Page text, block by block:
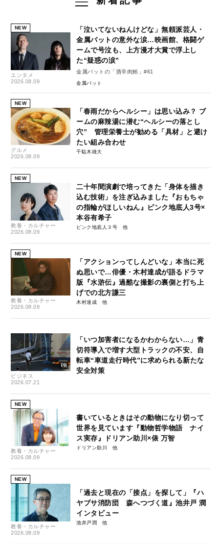
NEW
エンタメ
2026.08.09
「泣いてないねんけどな」無頼派芸人・
金属バットの意外な涙…映画館、格闘ゲ
ームで号泣も、上方漫才大賞で浮上し
た“疑惑の涙”
金属バットの「酒辛肉鮪」#61
金属バット
NEW
グルメ
2026.08.09
「春雨だからヘルシー」は思い込み？ ブ
ームの麻辣湯に潜む“ヘルシーの落とし
穴” 管理栄養士が勧める「具材」と避け
たい組み合わせ
千駄木雄大
NEW
教養・カルチャー
2026.08.09
二十年間演劇で培ってきた「身体を描き
込む技術」を注ぎ込みました『おもちゃ
の指輪がほしいねん』ピンク地底人3号×
本谷有希子
ピンク地底人３号
NEW
教養・カルチャー
2026.08.09
「アクションってしんどいな」本当に死
ぬ思いで…俳優・木村達成が語るドラマ
版『水滸伝』過酷な撮影の裏側と打ち上
げでの北方謙三
木村達成
ビジネス
2026.07.21
「いつ加害者になるかわからない…」青
切符導入で増す大型トラックの不安、自
転車“車道走行時代”に求められる新たな
安全対策
NEW
教養・カルチャー
2026.08.09
書いているときはその動物になり切って
世界を見ています『動物哲学物語 ナイ
ス実存』ドリアン助川×俵 万智
ドリアン助川
NEW
教養・カルチャー
2026.08.09
「過去と現在の「接点」を探して」『ハ
ヤブサ消防団 森へつづく道』池井戸 潤
インタビュー
池井戸潤